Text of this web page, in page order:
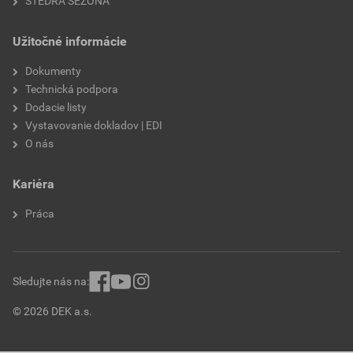
Užitočné informácie
Dokumenty
Technická podpora
Dodacie listy
Vystavovanie dokladov | EDI
O nás
Kariéra
Práca
© 2026 DEK a.s.
Sledujte nás na: